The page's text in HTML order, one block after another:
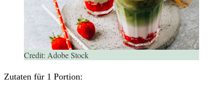
Credit: Adobe Stock
Zutaten für 1 Portion: